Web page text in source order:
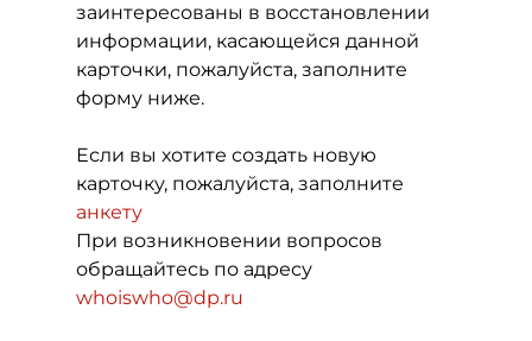
заинтересованы в восстановлении
информации, касающейся данной
карточки, пожалуйста, заполните
форму ниже.
Если вы хотите создать новую
карточку, пожалуйста, заполните
анкету
При возникновении вопросов
обращайтесь по адресу
whoiswho@dp.ru